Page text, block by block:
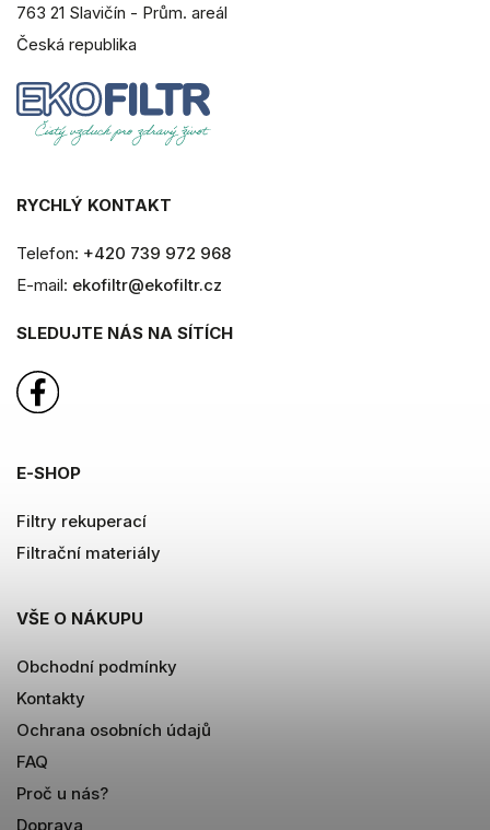
763 21 Slavičín - Prům. areál
Česká republika
RYCHLÝ KONTAKT
Telefon: +420 739 972 968
E-mail: ekofiltr@ekofiltr.cz
SLEDUJTE NÁS NA SÍTÍCH
E-SHOP
Filtry rekuperací
Filtrační materiály
VŠE O NÁKUPU
Obchodní podmínky
Kontakty
Ochrana osobních údajů
FAQ
Proč u nás?
Doprava